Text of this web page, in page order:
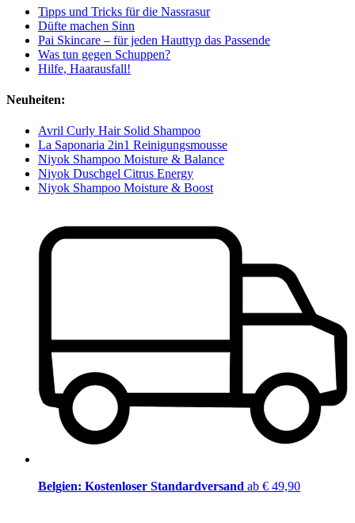
Tipps und Tricks für die Nassrasur
Düfte machen Sinn
Pai Skincare – für jeden Hauttyp das Passende
Was tun gegen Schuppen?
Hilfe, Haarausfall!
Neuheiten:
Avril Curly Hair Solid Shampoo
La Saponaria 2in1 Reinigungsmousse
Niyok Shampoo Moisture & Balance
Niyok Duschgel Citrus Energy
Niyok Shampoo Moisture & Boost
Belgien: Kostenloser Standardversand ab € 49,90